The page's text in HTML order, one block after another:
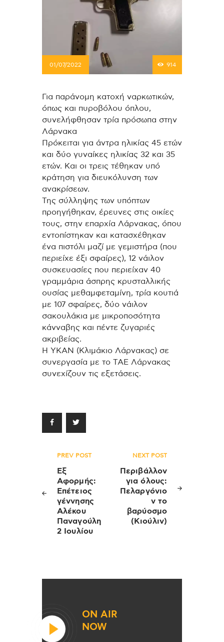
01/07/2022 914
Για παράνομη κατοχή ναρκωτικών,
όπως και πυροβόλου όπλου,
συνελήφθησαν τρία πρόσωπα στην
Λάρνακα
Πρόκειται για άντρα ηλικίας 45 ετών
και δύο γυναίκες ηλικίας 32 και 35
ετών. Και οι τρεις τέθηκαν υπό
κράτηση για διευκόλυνση των
ανακρίσεων.
Της σύλληψης των υπόπτων
προηγήθηκαν, έρευνες στις οικίες
τους, στην επαρχία Λάρνακας, όπου
εντοπίστηκαν και κατασχέθηκαν
ένα πιστόλι μαζί με γεμιστήρα (που
περιείχε έξι σφαίρες), 12 νάιλον
συσκευασίες που περιείχαν 40
γραμμάρια άσπρης κρυσταλλικής
ουσίας μεθαμφεταμίνη, τρία κουτιά
με 107 σφαίρες, δύο νάιλον
σακουλάκια με μικροποσότητα
κάνναβης και πέντε ζυγαριές
ακριβείας.
Η ΥΚΑΝ (Κλιμάκιο Λάρνακας) σε
συνεργασία με το ΤΑΕ Λάρνακας
συνεχίζουν τις εξετάσεις.
Πλοήγηση
άρθρων
PREV POST
Εξ
Αφορμής:
Επέτειος
γέννησης
Αλέκου
Παναγούλη
2 Ιουλίου
NEXT POST
Περιβάλλον
για όλους:
Πελαργόνιο
ν το
βαρύοσμο
(Κιούλιν)
ON AIR
NOW